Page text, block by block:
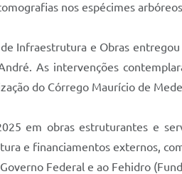
nos espécimes
Infraestrutura e Obras
As intervenções
do Córrego Maurício de
em obras estruturantes e
e financiamentos externos,
Federal e ao Fehidro